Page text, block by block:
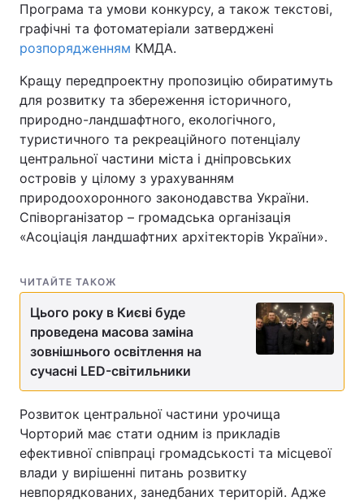
Програма та умови конкурсу, а також текстові,
графічні та фотоматеріали затверджені
розпорядженням КМДА.
Кращу передпроектну пропозицію обиратимуть
для розвитку та збереження історичного,
природно-ландшафтного, екологічного,
туристичного та рекреаційного потенціалу
центральної частини міста і дніпровських
островів у цілому з урахуванням
природоохоронного законодавства України.
Співорганізатор – громадська організація
«Асоціація ландшафтних архітекторів України».
ЧИТАЙТЕ ТАКОЖ
Цього року в Києві буде
проведена масова заміна
зовнішнього освітлення на
сучасні LED-світильники
Розвиток центральної частини урочища
Чорторий має стати одним із прикладів
ефективної співпраці громадськості та місцевої
влади у вирішенні питань розвитку
невпорядкованих, занедбаних територій. Адже